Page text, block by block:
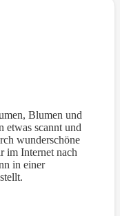
Blumen und
etwas scannt und
wunderschöne
im Internet nach
in einer